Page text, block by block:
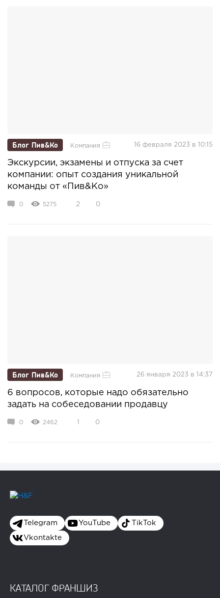
Блог Пив&Ко Компания 16 февраля 2023 в 10:15
Экскурсии, экзамены и отпуска за счет
компании: опыт создания уникальной
команды от «Пив&Ко»
0 5275 2 0
Блог Пив&Ко Компания 26 января 2023 в 14:37
6 вопросов, которые надо обязательно
задать на собеседовании продавцу
0 2462 0
Telegram YouTube TikTok
Vkontakte
КАТАЛОГ ФРАНШИЗ